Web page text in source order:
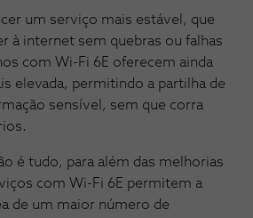
um serviço mais estável, que
à internet sem quebras ou falhas
com Wi-Fi 6E oferecem ainda
elevada, permitindo a partilha de
sensível, sem que corra
é tudo, para além das melhorias
com Wi-Fi 6E permitem a
de um maior número de